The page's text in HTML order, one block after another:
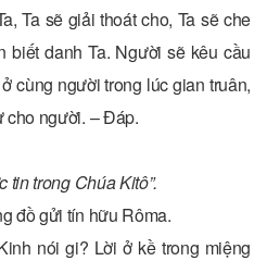
Ta sẽ giải thoát cho, Ta sẽ che
danh Ta. Người sẽ kêu cầu
cùng người trong lúc gian truân,
cho người. – Ðáp.
tin trong Chúa Kitô”.
đồ gửi tín hữu Rôma.
nói gi? Lời ở kề trong miệng